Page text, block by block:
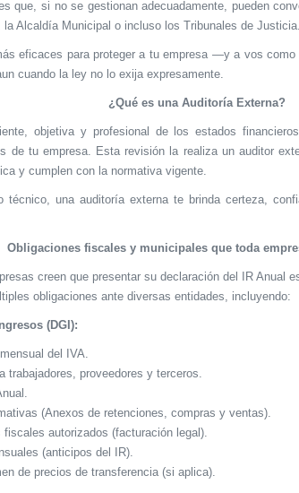
que, si no se gestionan adecuadamente, pueden
la Alcaldía Municipal o incluso los Tribunales de Justicia.
eficaces para proteger a tu empresa —y a vos
cuando la ley no lo exija expresamente.
¿Qué es una Auditoría Externa?
objetiva y profesional de los estados
de tu empresa. Esta revisión la realiza un auditor
y cumplen con la normativa vigente.
técnico, una auditoría externa te brinda certeza,
Obligaciones fiscales y municipales que toda
creen que presentar su declaración del IR Anual
obligaciones ante diversas entidades, incluyendo:
(DGI):
del IVA.
trabajadores, proveedores y terceros.
(Anexos de retenciones, compras y ventas).
fiscales autorizados (facturación legal).
(anticipos del IR).
de precios de transferencia (si aplica).